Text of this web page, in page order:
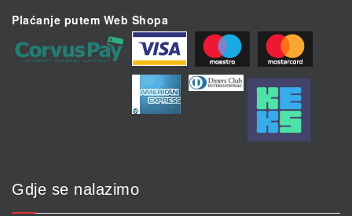
Plaćanje putem Web Shopa
Gdje se nalazimo